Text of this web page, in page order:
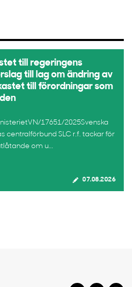
till regeringens
till lag om ändring av
till förordningar som
17651/2025Svenska
centralförbund SLC r.f. tackar för
om u...
07.08.2026